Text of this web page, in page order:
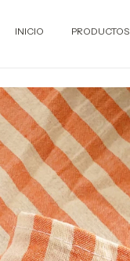
INICIO PRODUCTOS